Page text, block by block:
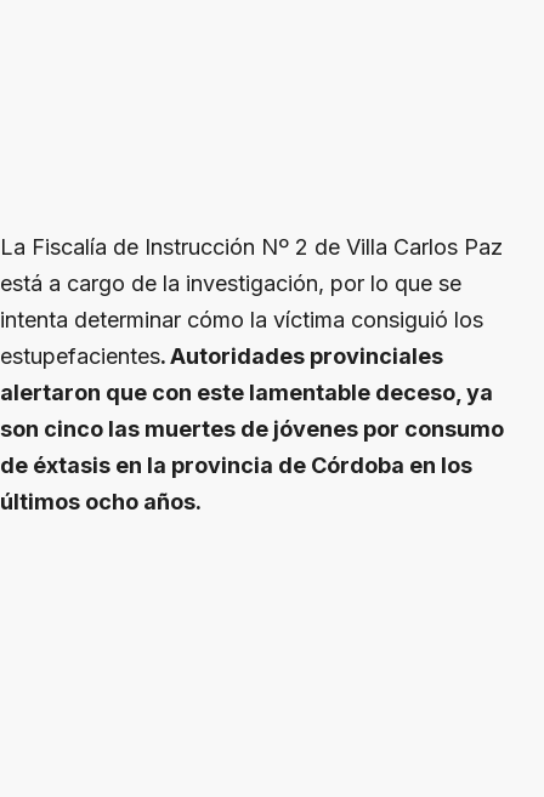
La Fiscalía de Instrucción Nº 2 de Villa Carlos Paz
está a cargo de la investigación, por lo que se
intenta determinar cómo la víctima consiguió los
estupefacientes. Autoridades provinciales
alertaron que con este lamentable deceso, ya
son cinco las muertes de jóvenes por consumo
de éxtasis en la provincia de Córdoba en los
últimos ocho años.